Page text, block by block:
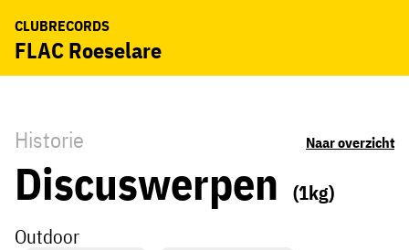
CLUBRECORDS
FLAC Roeselare
Historie Naar overzicht
Discuswerpen
(1kg)
Outdoor